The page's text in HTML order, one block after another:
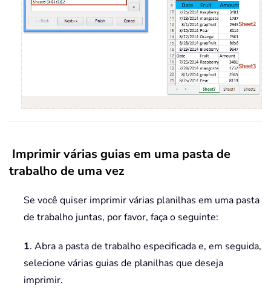
Imprimir várias guias em uma pasta de
trabalho de uma vez
Se você quiser imprimir várias planilhas em uma pasta
de trabalho juntas, por favor, faça o seguinte:
1. Abra a pasta de trabalho especificada e, em seguida,
selecione várias guias de planilhas que deseja
imprimir.